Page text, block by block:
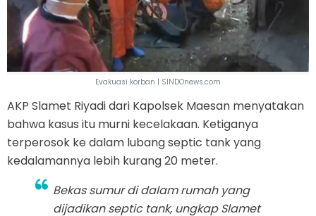
Evakuasi korban | SINDOnews.com
AKP Slamet Riyadi dari Kapolsek Maesan menyatakan
bahwa kasus itu murni kecelakaan. Ketiganya
terperosok ke dalam lubang septic tank yang
kedalamannya lebih kurang 20 meter.
Bekas sumur di dalam rumah yang
dijadikan septic tank, ungkap Slamet